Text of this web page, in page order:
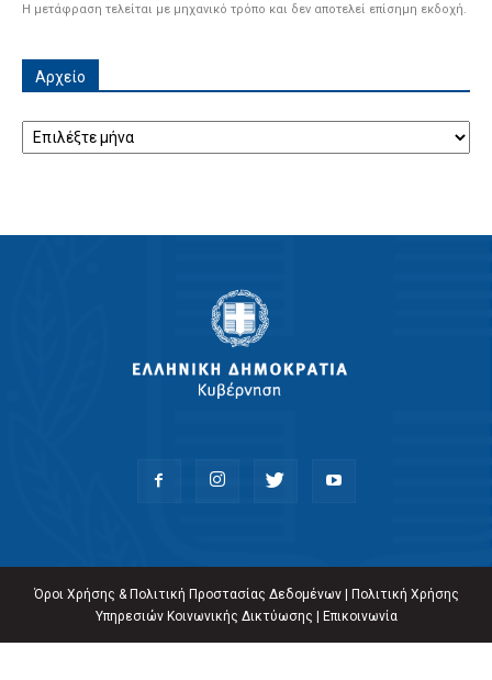
Η μετάφραση τελείται με μηχανικό τρόπο και δεν αποτελεί επίσημη εκδοχή.
Αρχείο
Όροι Χρήσης & Πολιτική Προστασίας Δεδομένων|
Πολιτική Χρήσης
Υπηρεσιών Κοινωνικής Δικτύωσης
Επικοινωνία